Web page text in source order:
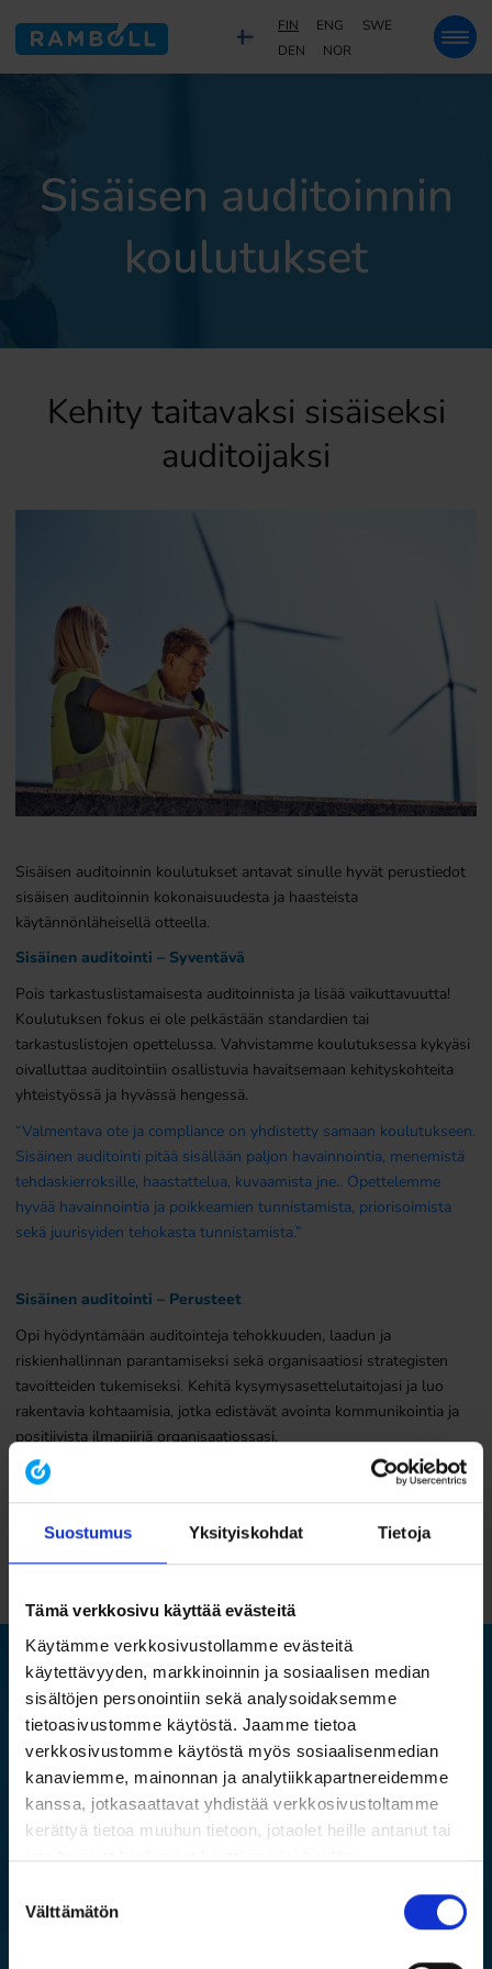
Suostumus Yksityiskohdat Tietoja
Tämä verkkosivu käyttää evästeitä
Käytämme verkkosivustollamme evästeitä
käytettävyyden, markkinoinnin ja sosiaalisen median
sisältöjen personointiin sekä analysoidaksemme
tietoasivustomme käytöstä. Jaamme tietoa
verkkosivustomme käytöstä myös sosiaalisenmedian
kanaviemme, mainonnan ja analytiikkapartnereidemme
kanssa, jotkasaattavat yhdistää verkkosivustoltamme
kerättyä tietoa muuhun tietoon, jotaolet heille antanut tai
jota he ovat keränneet käyttäessäsi heidän
Lue lisää
valinta
Välttämätön
FIN ENG
SWE
DEN
NOR
Sisäisen auditoinnin
koulutukset
Kehity taitavaksi sisäiseksi
auditoijaksi
Sisäisen auditoinnin koulutukset antavat sinulle hyvät perustiedot
sisäisen auditoinnin kokonaisuudesta ja haasteista
käytännönläheisellä otteella.
Sisäinen auditointi – Syventävä
Pois tarkastuslistamaisesta auditoinnista ja lisää vaikuttavuutta!
Koulutuksen fokus ei ole pelkästään standardien tai
tarkastuslistojen opettelussa. Vahvistamme koulutuksessa kykyäsi
oivalluttaa auditointiin osallistuvia havaitsemaan kehityskohteita
yhteistyössä ja hyvässä hengessä.
“Valmentava ote ja compliance on yhdistetty samaan koulutukseen.
Sisäinen auditointi pitää sisällään paljon havainnointia, menemistä
tehdaskierroksille, haastattelua, kuvaamista jne.. Opettelemme
hyvää havainnointia ja poikkeamien tunnistamista, priorisoimista
sekä juurisyiden tehokasta tunnistamista.”
Sisäinen auditointi – Perusteet
Opi hyödyntämään auditointeja tehokkuuden, laadun ja
riskienhallinnan parantamiseksi sekä organisaatiosi strategisten
tavoitteiden tukemiseksi. Kehitä kysymysasettelutaitojasi ja luo
rakentavia kohtaamisia, jotka edistävät avointa kommunikointia ja
positiivista ilmapiiriä organisaatiossasi.
Saat vankan perustiedon ja käytännön ymmärryksen sisäisen
auditoinnin koko prosessista. Koulutuksen avulla opit soveltamaan
hankkimaasi osaamista omassa työympäristössäsi, ja voit aloittaa
itsenäisen ja menestyksekkään auditoimisen harjoittelun.
Maksuton webinaari
13.2.2025
Auditointi – uusia näkökulmia
Luvassa on kattava katsaus siihen, miten hyödynnät auditointeja